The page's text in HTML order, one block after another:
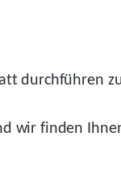
durchführen
wir finden